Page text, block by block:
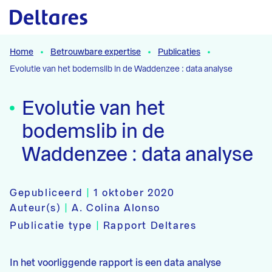
Naar hoofdcontent
Home Betrouwbare expertise
Publicaties
Evolutie van het bodemslib in de Waddenzee : data analyse
Evolutie van het
bodemslib in de
Waddenzee : data analyse
Gepubliceerd |1 oktober 2020
Auteur(s)
|A. Colina Alonso
Publicatie type
Rapport Deltares
In het voorliggende rapport is een data analyse